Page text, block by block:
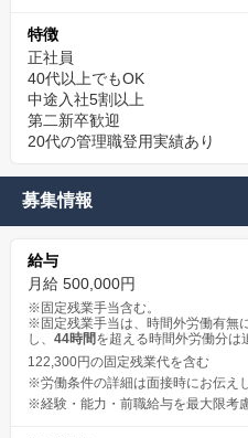
特徴
正社員
40代以上でもOK
中途入社5割以上
第二新卒歓迎
20代の管理職登用実績あり
募集情報
給与
月給 500,000円
※固定残業手当含む。
※固定残業手当は、時間外労働有無
し、 44時間を超える時間外労働分は
122,300円の固定残業代を含む
※労働条件の詳細は面接時にお伝え
※経験・能力・前職給与を最大限考